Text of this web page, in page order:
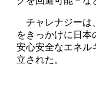
チャレナジーは
をきっかけに日本
安心安全なエネル
立された。